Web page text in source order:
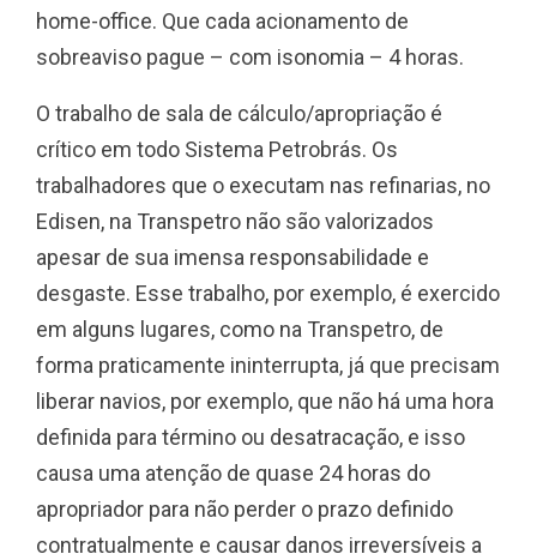
home-office. Que cada acionamento de
sobreaviso pague – com isonomia – 4 horas.
O trabalho de sala de cálculo/apropriação é
crítico em todo Sistema Petrobrás. Os
trabalhadores que o executam nas refinarias, no
Edisen, na Transpetro não são valorizados
apesar de sua imensa responsabilidade e
desgaste. Esse trabalho, por exemplo, é exercido
em alguns lugares, como na Transpetro, de
forma praticamente ininterrupta, já que precisam
liberar navios, por exemplo, que não há uma hora
definida para término ou desatracação, e isso
causa uma atenção de quase 24 horas do
apropriador para não perder o prazo definido
contratualmente e causar danos irreversíveis a